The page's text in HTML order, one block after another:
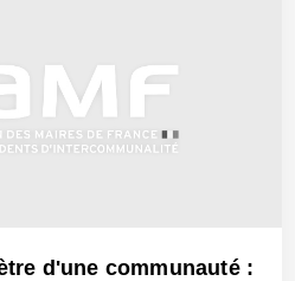
d'une communauté :